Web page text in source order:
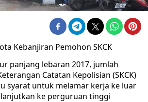
Kebanjiran Pemohon SKCK
panjang lebaran 2017, jumlah
Catatan Kepolisian (SKCK)
syarat untuk melamar kerja ke luar
ke perguruan tinggi